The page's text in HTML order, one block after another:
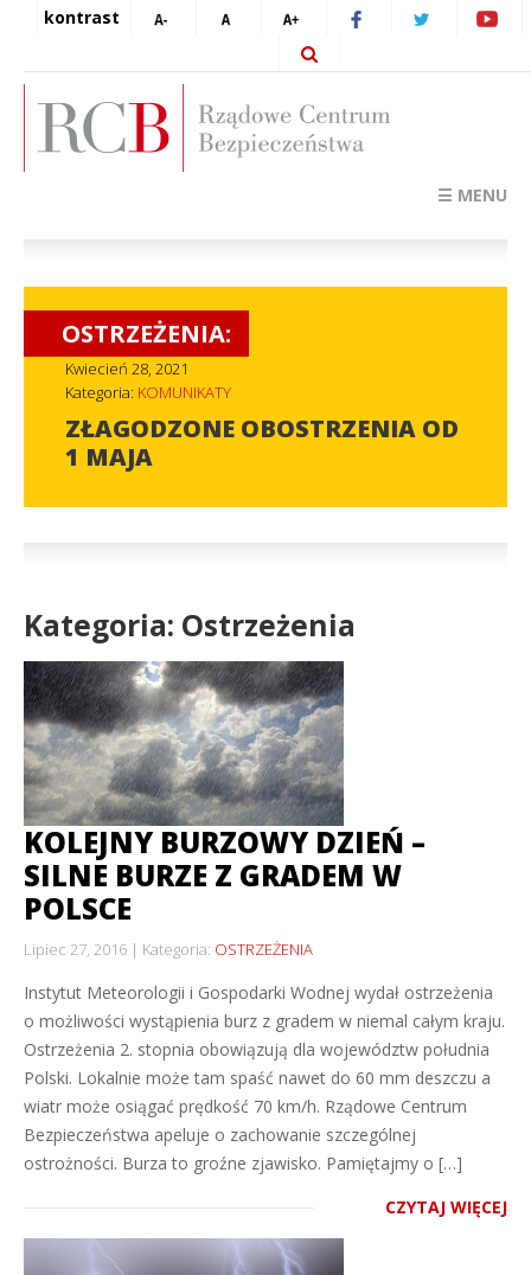
kontrast
☰ MENU
OSTRZEŻENIA:
Kwiecień 28, 2021
Kategoria: KOMUNIKATY
ZŁAGODZONE OBOSTRZENIA OD
1 MAJA
Kategoria: Ostrzeżenia
KOLEJNY BURZOWY DZIEŃ –
SILNE BURZE Z GRADEM W
POLSCE
Lipiec 27, 2016 Kategoria: OSTRZEŻENIA
Instytut Meteorologii i Gospodarki Wodnej wydał ostrzeżenia
o możliwości wystąpienia burz z gradem w niemal całym kraju.
Ostrzeżenia 2. stopnia obowiązują dla województw południa
Polski. Lokalnie może tam spaść nawet do 60 mm deszczu a
wiatr może osiągać prędkość 70 km/h. Rządowe Centrum
Bezpieczeństwa apeluje o zachowanie szczególnej
ostrożności. Burza to groźne zjawisko. Pamiętajmy o […]
CZYTAJ WIĘCEJ